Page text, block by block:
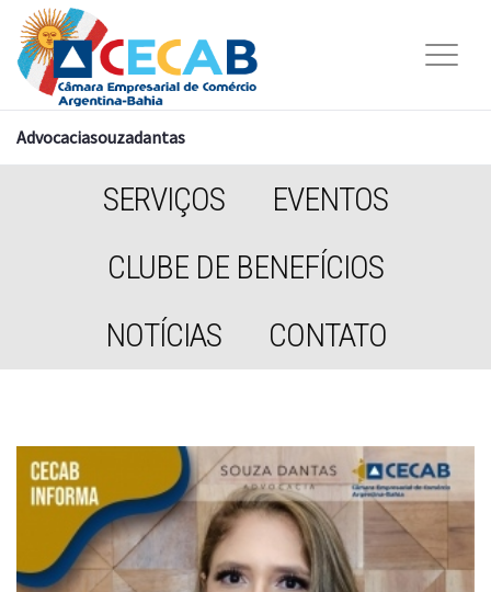
Advocaciasouzadantas
SERVIÇOS
EVENTOS
CLUBE DE BENEFÍCIOS
NOTÍCIAS
CONTATO